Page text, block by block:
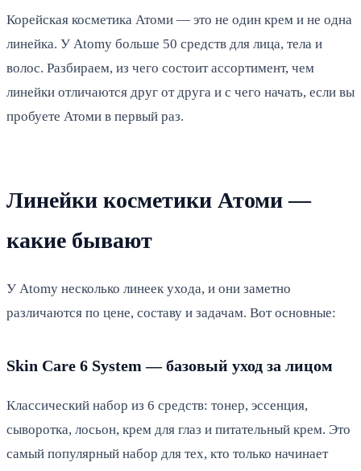
Корейская косметика Атоми — это не один крем и не одна
линейка. У Atomy больше 50 средств для лица, тела и
волос. Разбираем, из чего состоит ассортимент, чем
линейки отличаются друг от друга и с чего начать, если вы
пробуете Атоми в первый раз.
Линейки косметики Атоми —
какие бывают
У Atomy несколько линеек ухода, и они заметно
различаются по цене, составу и задачам. Вот основные:
Skin Care 6 System — базовый уход за лицом
Классический набор из 6 средств: тонер, эссенция,
сыворотка, лосьон, крем для глаз и питательный крем. Это
самый популярный набор для тех, кто только начинает